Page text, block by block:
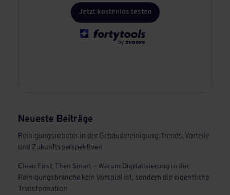
Jetzt kostenlos testen
Neueste Beiträge
Reinigungsroboter in der Gebäudereinigung: Trends, Vorteile
und Zukunftsperspektiven
Clean First, Then Smart – Warum Digitalisierung in der
Reinigungsbranche kein Vorspiel ist, sondern die eigentliche
Transformation